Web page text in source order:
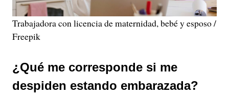
Trabajadora con licencia de maternidad, bebé y esposo /
Freepik
¿Qué me corresponde si me
despiden estando embarazada?